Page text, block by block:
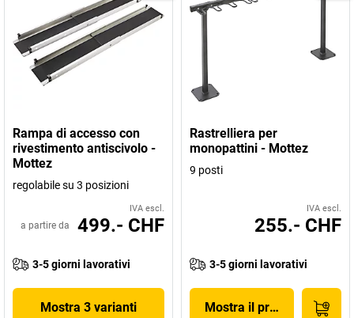
Rampa di accesso con
rivestimento antiscivolo -
Mottez
regolabile su 3 posizioni
IVA escl.
a partire da 499.- CHF
3-5 giorni lavorativi
Mostra 3 varianti
Rastrelliera per
monopattini - Mottez
9 posti
IVA escl.
255.- CHF
3-5 giorni lavorativi
Mostra il prodotto